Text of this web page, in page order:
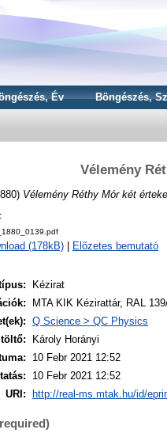
Év Böngészés,
Vélemény
Vélemény Réthy Mór két
(178kB) Előzetes bemutató
Kézirat
MTA KIK Kézirattár, RAL
Q Science > QC Physics
Károly Horányi
10 Febr 2021 12:52
10 Febr 2021 12:52
URI:
http://real-ms.mtak.hu/id/